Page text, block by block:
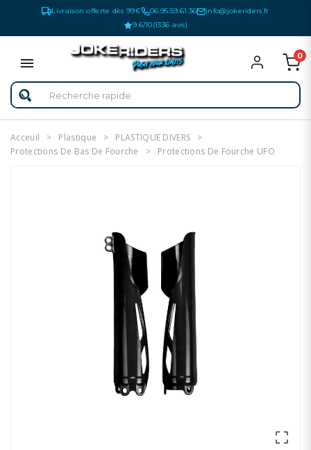
Livraison offerte dès 99€ 06.95.59.61.36
info@jokeriders.fr
9.6/10(1336 avis)
0
Acceuil Plastique
PLASTIQUE DIVERS
Protections De Bas De Fourche
Protections De Fourche UFO
